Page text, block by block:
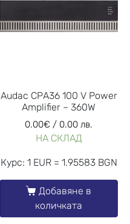
Audac CPA36 100 V Power
Amplifier – 360W
0.00€ / 0.00 лв.
НА СКЛАД
Курс: 1 EUR = 1.95583 BGN
Добавяне в
количката